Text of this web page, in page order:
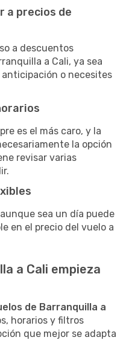
a precios de
a descuentos
a Cali, ya sea
anticipación o necesites
es el más caro, y la
la opción
revisar varias
sea un día puede
en el precio del vuelo a
a Cali empieza
de Barranquilla a
horarios y filtros
que mejor se adapta